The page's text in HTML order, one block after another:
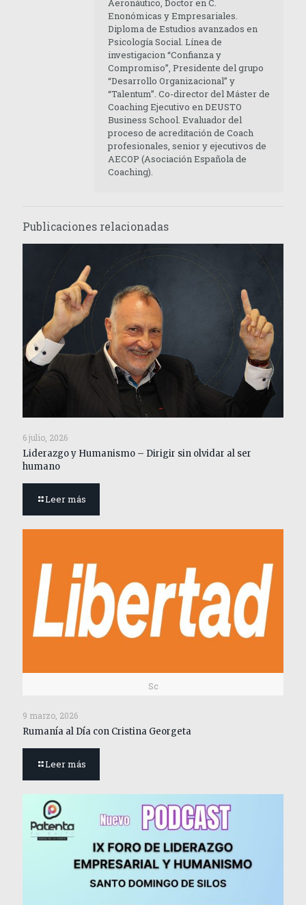
Aeronáutico, Doctor en C.
Enonómicas y Empresariales.
Diploma de Estudios avanzados en
Psicología Social. Línea de
investigacion “Confianza y
Compromiso”, Presidente del grupo
“Desarrollo Organizacional” y
“Talentum”. Co-director del Máster de
Coaching Ejecutivo en DEUSTO
Business School. Evaluador del
proceso de acreditación de Coach
profesionales, senior y ejecutivos de
AECOP (Asociación Española de
Coaching).
Publicaciones relacionadas
6 julio, 2026
Liderazgo y Humanismo – Dirigir sin olvidar al ser
humano
Leer más
Sc
9 marzo, 2026
Rumanía al Día con Cristina Georgeta
Leer más